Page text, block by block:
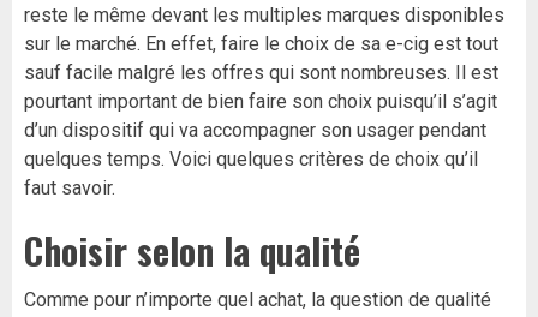
reste le même devant les multiples marques disponibles
sur le marché. En effet, faire le choix de sa e-cig est tout
sauf facile malgré les offres qui sont nombreuses. Il est
pourtant important de bien faire son choix puisqu’il s’agit
d’un dispositif qui va accompagner son usager pendant
quelques temps. Voici quelques critères de choix qu’il
faut savoir.
Choisir selon la qualité
Comme pour n’importe quel achat, la question de qualité